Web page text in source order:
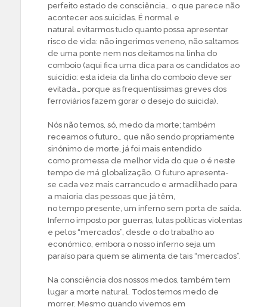
perfeito estado de consciência… o que parece não
acontecer aos suicidas. É normal e
natural evitarmos tudo quanto possa apresentar
risco de vida: não ingerimos veneno, não saltamos
de uma ponte nem nos deitamos na linha do
comboio (aqui fica uma dica para os candidatos ao
suicídio: esta ideia da linha do comboio deve ser
evitada… porque as frequentíssimas greves dos
ferroviários fazem gorar o desejo do suicida).
Nós não temos, só, medo da morte; também
receamos o futuro… que não sendo propriamente
sinónimo de morte, já foi mais entendido
como promessa de melhor vida do que o é neste
tempo de má globalização. O futuro apresenta-
se cada vez mais carrancudo e armadilhado para
a maioria das pessoas que já têm,
no tempo presente, um inferno sem porta de saída.
Inferno imposto por guerras, lutas políticas violentas
e pelos “mercados”, desde o do trabalho ao
económico, embora o nosso inferno seja um
paraíso para quem se alimenta de tais “mercados”.
Na consciência dos nossos medos, também tem
lugar a morte natural. Todos temos medo de
morrer. Mesmo quando vivemos em